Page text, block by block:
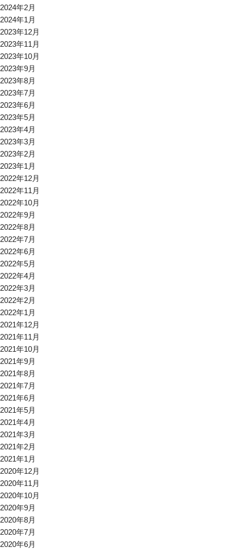
2024年2月
2024年1月
2023年12月
2023年11月
2023年10月
2023年9月
2023年8月
2023年7月
2023年6月
2023年5月
2023年4月
2023年3月
2023年2月
2023年1月
2022年12月
2022年11月
2022年10月
2022年9月
2022年8月
2022年7月
2022年6月
2022年5月
2022年4月
2022年3月
2022年2月
2022年1月
2021年12月
2021年11月
2021年10月
2021年9月
2021年8月
2021年7月
2021年6月
2021年5月
2021年4月
2021年3月
2021年2月
2021年1月
2020年12月
2020年11月
2020年10月
2020年9月
2020年8月
2020年7月
2020年6月